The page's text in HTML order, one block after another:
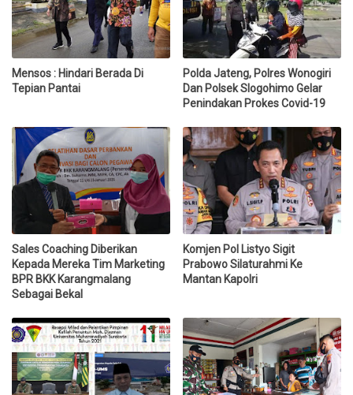
Mensos : Hindari Berada Di
Tepian Pantai
Polda Jateng, Polres Wonogiri
Dan Polsek Slogohimo Gelar
Penindakan Prokes Covid-19
Sales Coaching Diberikan
Kepada Mereka Tim Marketing
BPR BKK Karangmalang
Sebagai Bekal
Komjen Pol Listyo Sigit
Prabowo Silaturahmi Ke
Mantan Kapolri